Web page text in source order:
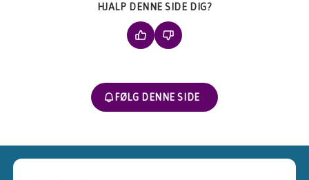
HJALP DENNE SIDE DIG?
FØLG DENNE SIDE